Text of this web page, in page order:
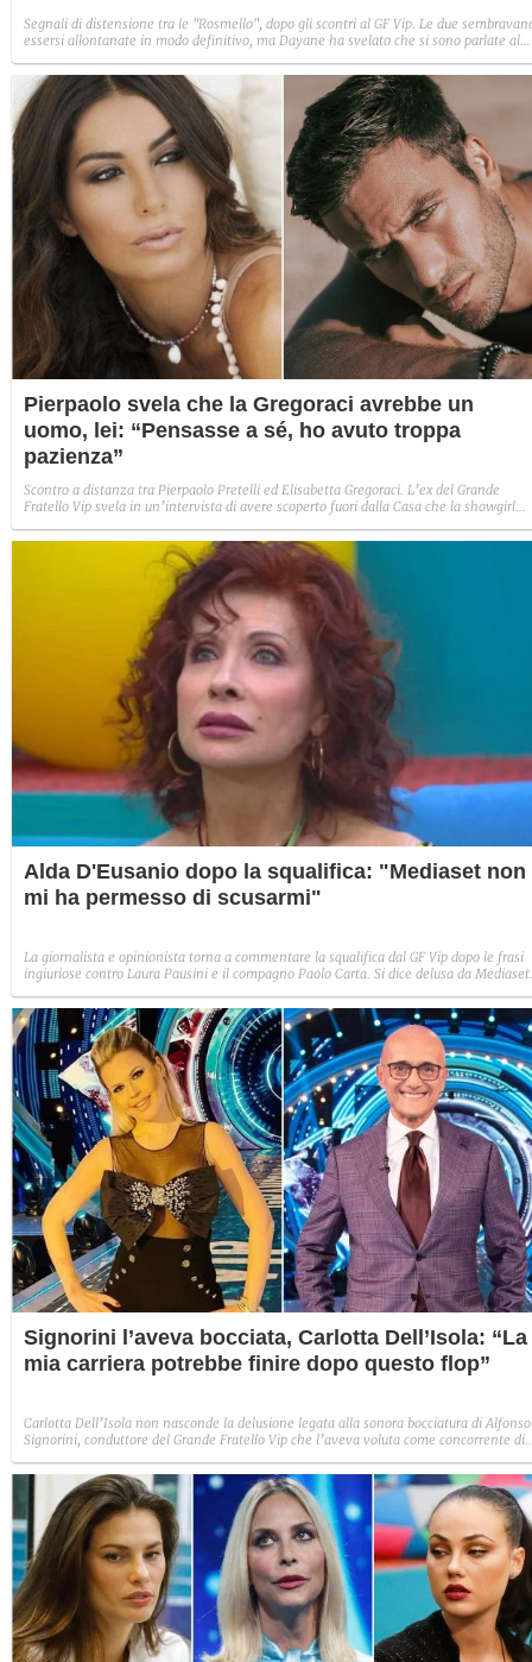
Segnali di distensione tra le "Rosmello", dopo gli scontri al GF Vip. Le due
essersi allontanate in modo definitivo, ma Dayane ha svelato che si sono parlate al
riferendosi probabilmente alla convocazione in procura dell'attrice per l'indagine
morte di Teodosio Losito.
Pierpaolo svela che la Gregoraci avrebbe un
uomo, lei: “Pensasse a sé, ho avuto troppa
pazienza”
Scontro a distanza tra Pierpaolo Pretelli ed Elisabetta Gregoraci. L’ex del Grande
Fratello Vip svela in un’intervista di avere scoperto fuori dalla Casa che la showgirl
alla mia ci penso io. Ho avuto fin troppa pazienza”.
Alda D'Eusanio dopo la squalifica: "Mediaset non
mi ha permesso di scusarmi"
La giornalista e opinionista torna a commentare la squalifica dal GF Vip dopo le frasi
ingiuriose contro Laura Pausini e il compagno Paolo Carta. Si dice delusa da Mediaset
suo incidente come causa di quelle dichiarazioni: "Il neurologo mi sconsigliò di
partecipare, è crollata la mia soglia d’attenzione".
Signorini l’aveva bocciata, Carlotta Dell’Isola: “La
mia carriera potrebbe finire dopo questo flop”
Carlotta Dell’Isola non nasconde la delusione legata alla sonora bocciatura di Alfonso
Signorini, conduttore del Grande Fratello Vip che l’aveva voluta come concorrente di
Temptation Island non si è comportata nella Casa come il conduttore aveva
immaginato facesse. Una mancanza sottolineata da Signorini al quale Carlotta ha
deciso di rispondere.